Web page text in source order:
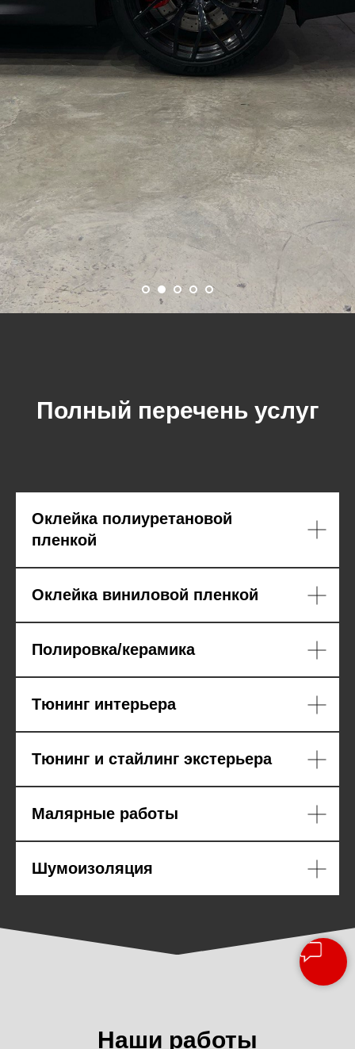
от
65 000
Полный перечень услуг
Оклейка полиуретановой
пленкой
Оклейка виниловой пленкой
Полировка/керамика
Тюнинг интерьера
Тюнинг и стайлинг экстерьера
Малярные работы
Шумоизоляция
Наши работы